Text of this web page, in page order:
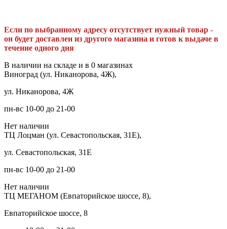
Если по выбранному адресу отсутствует нужный товар -
он будет доставлен из другого магазина и готов к выдаче в
течение одного дня
В наличии на складе и в 0 магазинах
Виноград (ул. Никанорова, 4Ж),
ул. Никанорова, 4Ж
пн-вс 10-00 до 21-00
Нет наличии
ТЦ Лоцман (ул. Севастопольская, 31Е),
ул. Севастопольская, 31Е
пн-вс 10-00 до 21-00
Нет наличии
ТЦ МЕГАНОМ (Евпаторийское шоссе, 8),
Евпаторийское шоссе, 8